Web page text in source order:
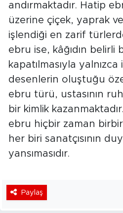
andırmaktadır. Hatip
üzerine çiçek, yaprak
işlendiği en zarif
ebru ise, kâğıdın belirli
kapatılmasıyla
desenlerin oluştuğu
ebru türü, ustasının
bir kimlik
ebru hiçbir zaman
her biri sanatçısının
yansımasıdır.
Paylaş